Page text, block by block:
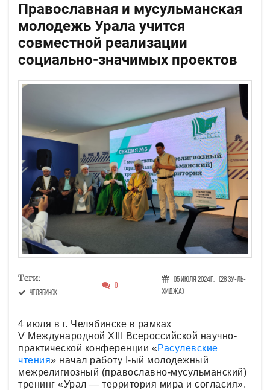
Православная и мусульманская
молодежь Урала учится
совместной реализации
социально-значимых проектов
Теги:
Челябинск
0
05 Июля 2024г. (28 Зу-ль-
хиджа)
4 июля в г. Челябинске в рамках
V Международной ХIII Всероссийской научно-
практической конференции «Расулевские
чтения» начал работу I-ый молодежный
межрелигиозный (православно-мусульманский)
тренинг «Урал — территория мира и согласия».